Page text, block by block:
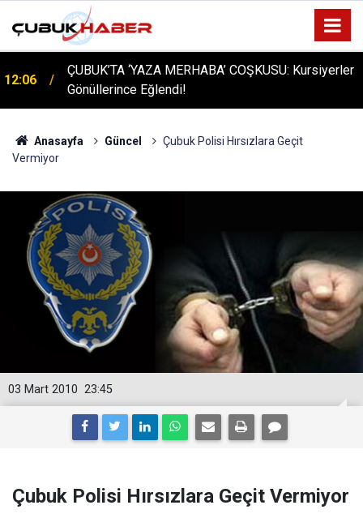
12:06
ÇUBUK’TA ‘YAZA MERHABA’ COŞKUSU: Kursiyerler
Gönüllerince Eğlendi!
Anasayfa Güncel
Çubuk Polisi Hırsızlara Geçit
Vermiyor
23:45
03 Mart 2010
Çubuk Polisi Hırsızlara Geçit Vermiyor